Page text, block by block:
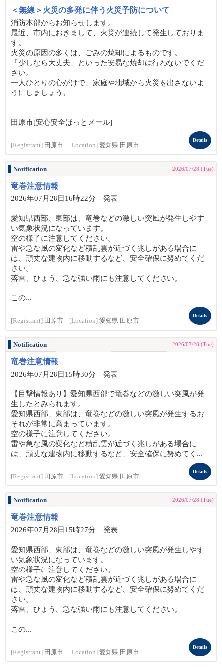
＜無線＞火災の多発に伴う火災予防について
消防本部からお知らせします。
最近、市内におきまして、火災が連続して発生しておりま
す。
火災の原因の多くは、ごみの焼却によるものです。
「少しなら大丈夫」といった安易な焼却は行わないでくだ
さい。
一人ひとりの心がけで、家庭や地域から火災を出さないよ
うにしましょう。
田原市[安心安全ほっとメール]
[Registrant] 田原市 [Location] 愛知県 田原市
Details
Notification 2026/07/28 (Tue)
竜巻注意情報
2026年07月28日16時22分 発表
愛知県西部、東部は、竜巻などの激しい突風が発生しやす
い気象状況になっています。
空の様子に注意してください。
雷や急な風の変化など積乱雲が近づく兆しがある場合に
は、頑丈な建物内に移動するなど、安全確保に努めてくだ
さい。
落雷、ひょう、急な強い雨にも注意してください。
この...
[Registrant] 田原市 [Location] 愛知県 田原市
Details
Notification 2026/07/28 (Tue)
竜巻注意情報
2026年07月28日15時30分 発表
【目撃情報あり】愛知県西部で竜巻などの激しい突風が発
生したとみられます。
愛知県西部、東部は、竜巻などの激しい突風が発生するお
それが非常に高まっています。
空の様子に注意してください。
雷や急な風の変化など積乱雲が近づく兆しがある場合に
は、頑丈な建物内に移動するなど、安全確保に努めてく...
[Registrant] 田原市 [Location] 愛知県 田原市
Details
Notification 2026/07/28 (Tue)
竜巻注意情報
2026年07月28日15時27分 発表
愛知県西部、東部は、竜巻などの激しい突風が発生しやす
い気象状況になっています。
空の様子に注意してください。
雷や急な風の変化など積乱雲が近づく兆しがある場合に
は、頑丈な建物内に移動するなど、安全確保に努めてくだ
さい。
落雷、ひょう、急な強い雨にも注意してください。
この...
[Registrant] 田原市 [Location] 愛知県 田原市
Details